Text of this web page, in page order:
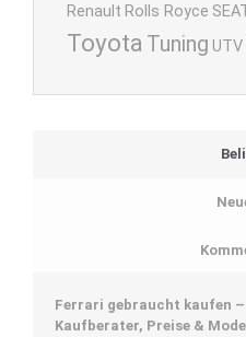
Renault Rolls Royce
Toyota Tuning UTV
Ferrari gebraucht kaufen –
Kaufberater, Preise &